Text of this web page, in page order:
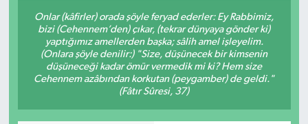
Onlar (kâfirler) orada şöyle feryad ederler: Ey Rabbimiz,
bizi (Cehennem’den) çıkar, (tekrar dünyaya gönder ki)
yaptığımız amellerden başka; sâlih amel işleyelim.
(Onlara şöyle denilir:) "Size, düşünecek bir kimsenin
düşüneceği kadar ömür vermedik mi ki? Hem size
Cehennem azâbından korkutan (peygamber) de geldi."
(Fâtır Sûresi, 37)